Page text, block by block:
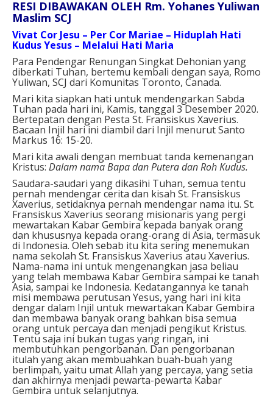
RESI DIBAWAKAN OLEH Rm. Yohanes Yuliwan
Maslim SCJ
Vivat Cor Jesu – Per Cor Mariae – Hiduplah Hati
Kudus Yesus – Melalui Hati Maria
Para Pendengar Renungan Singkat Dehonian yang
diberkati Tuhan, bertemu kembali dengan saya, Romo
Yuliwan, SCJ dari Komunitas Toronto, Canada.
Mari kita siapkan hati untuk mendengarkan Sabda
Tuhan pada hari ini, Kamis, tanggal 3 Desember 2020.
Bertepatan dengan Pesta St. Fransiskus Xaverius.
Bacaan Injil hari ini diambil dari Injil menurut Santo
Markus 16: 15-20.
Mari kita awali dengan membuat tanda kemenangan
Kristus: Dalam nama Bapa dan Putera dan Roh Kudus.
Saudara-saudari yang dikasihi Tuhan, semua tentu
pernah mendengar cerita dan kisah St. Fransiskus
Xaverius, setidaknya pernah mendengar nama itu. St.
Fransiskus Xaverius seorang misionaris yang pergi
mewartakan Kabar Gembira kepada banyak orang
dan khususnya kepada orang-orang di Asia, termasuk
di Indonesia. Oleh sebab itu kita sering menemukan
nama sekolah St. Fransiskus Xaverius atau Xaverius.
Nama-nama ini untuk mengenangkan jasa beliau
yang telah membawa Kabar Gembira sampai ke tanah
Asia, sampai ke Indonesia. Kedatangannya ke tanah
misi membawa perutusan Yesus, yang hari ini kita
dengar dalam Injil untuk mewartakan Kabar Gembira
dan membawa banyak orang bahkan bisa semua
orang untuk percaya dan menjadi pengikut Kristus.
Tentu saja ini bukan tugas yang ringan, ini
membutuhkan pengorbanan. Dan pengorbanan
itulah yang akan membuahkan buah-buah yang
berlimpah, yaitu umat Allah yang percaya, yang setia
dan akhirnya menjadi pewarta-pewarta Kabar
Gembira untuk selanjutnya.